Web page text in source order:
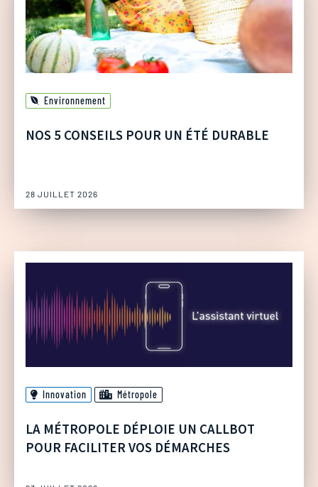
Environnement
NOS 5 CONSEILS POUR UN ÉTÉ DURABLE
28 JUILLET 2026
Innovation Métropole
LA MÉTROPOLE DÉPLOIE UN CALLBOT
POUR FACILITER VOS DÉMARCHES